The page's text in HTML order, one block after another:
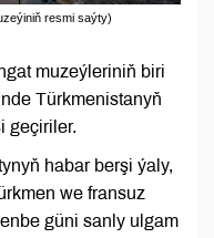
resmi saýty)
muzeýleriniň biri
Türkmenistanyň
geçiriler.
habar berşi ýaly,
we fransuz
güni sanly ulgam